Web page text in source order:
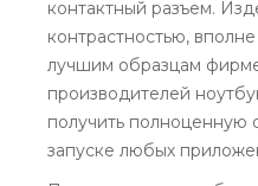
контактный разъем.
контрастностью,
лучшим образцам
производителей
получить полноценную
запуске любых